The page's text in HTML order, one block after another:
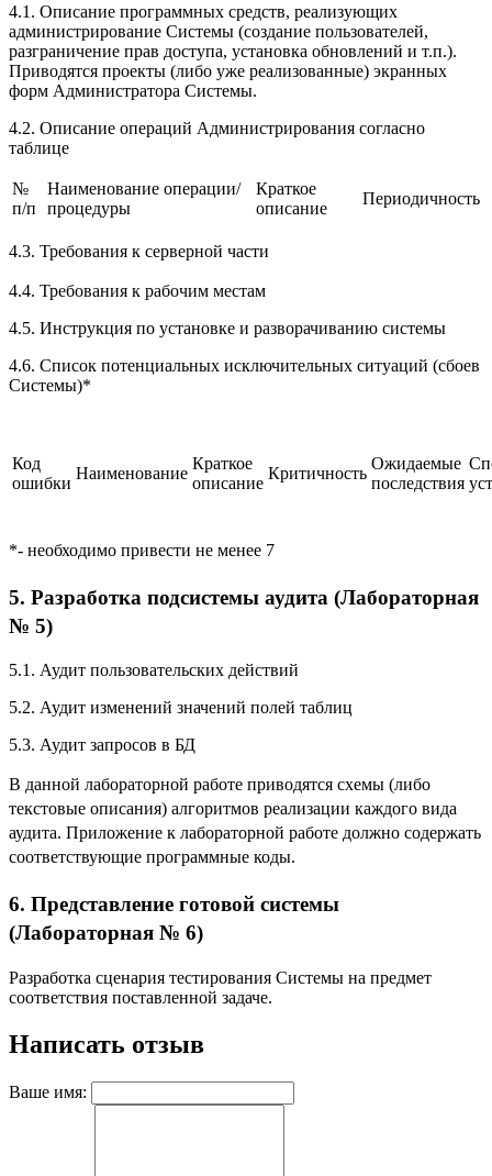
4.1. Описание программных средств, реализующих
администрирование Системы (создание пользователей,
разграничение прав доступа, установка обновлений и т.п.).
Приводятся проекты (либо уже реализованные) экранных
форм Администратора Системы.
4.2. Описание операций Администрирования согласно
таблице
№
п/п
Наименование операции/
процедуры
Краткое
описание
Периодичность
4.3. Требования к серверной части
4.4. Требования к рабочим местам
4.5. Инструкция по установке и разворачиванию системы
4.6. Список потенциальных исключительных ситуаций (сбоев
Системы)*
Код
ошибки
Наименование
Краткое
описание
Критичность
Ожидаемые
последствия
*- необходимо привести не менее 7
5. Разработка подсистемы аудита (Лабораторная
№ 5)
5.1. Аудит пользовательских действий
5.2. Аудит изменений значений полей таблиц
5.3. Аудит запросов в БД
В данной лабораторной работе приводятся схемы (либо
текстовые описания) алгоритмов реализации каждого вида
аудита. Приложение к лабораторной работе должно содержать
соответствующие программные коды.
6. Представление готовой системы
(Лабораторная № 6)
Разработка сценария тестирования Системы на предмет
соответствия поставленной задаче.
Написать отзыв
Ваше имя: